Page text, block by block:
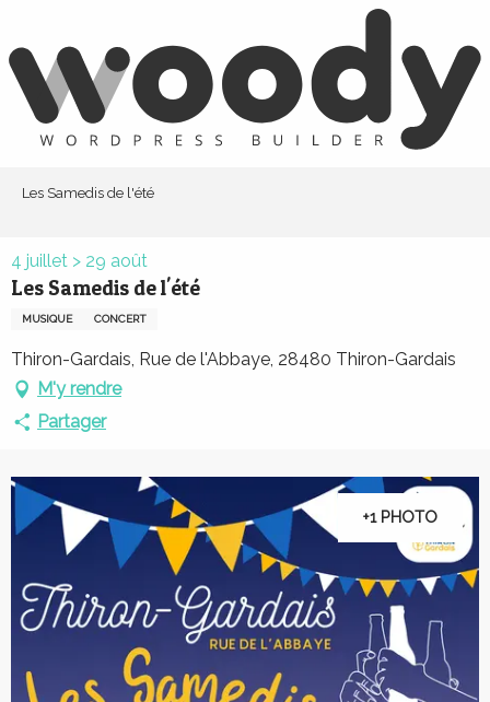
contenu
principal
Les Samedis de l'été
4 juillet > 29 août
Les Samedis de l'été
MUSIQUE CONCERT
Thiron-Gardais, Rue de l'Abbaye, 28480 Thiron-Gardais
M'y rendre
Partager
+1 PHOTO